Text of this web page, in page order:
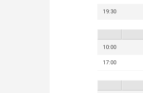
19:30
10:00
17:00